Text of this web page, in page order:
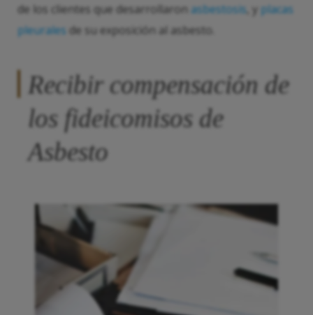
de los clientes que desarrollaron asbestosis , y placas
pleurales de su exposición al asbesto.
Recibir compensación de
los fideicomisos de
Asbesto